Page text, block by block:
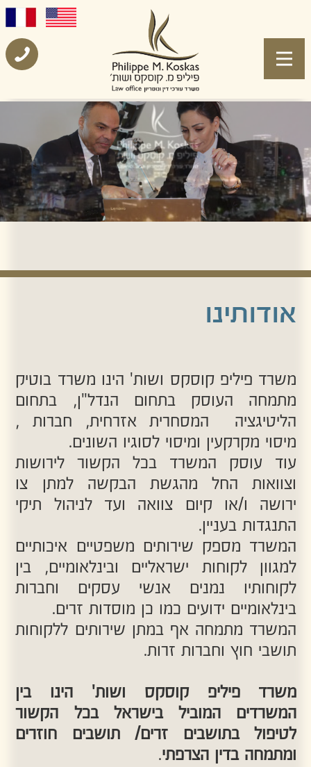
אודותינו
משרד פיליפ קוסקס ושות' הינו משרד בוטיק
התנגדות בעניין.
המשרד מספק שירותים משפטיים איכותיים
למגוון לקוחות ישראליים ובינלאומיים, בין
לקוחותיו נמנים אנשי עסקים וחברות
בינלאומיים ידועים כמו כן מוסדות זרים.
המשרד מתמחה אף במתן שירותים ללקוחות
תושבי חוץ וחברות זרות.
משרד פיליפ קוסקס ושות' הינו בין
המשרדים המוביל בישראל בכל הקשור
לטיפול בתושבים זרים/ תושבים חוזרים
ומתמחה בדין הצרפתי
לצוות המשרד היכרות מעמיקה של המערכת
המשפטית הצרפתית ושליטה מלאה בשפה,
במנטאליות ובערכים הצרפתיים, אשר
מסייעת לו ליתן מענה מקצועי ונכון בכל
הקשור לבעיות והסוגיות המשפטיות בהן
נתקלים תושבי חוץ ותושבי צרפת בעיקר.
עו"ד פיליפ קוסקס
תואר ראשון ושני במשפטים בצרפת, מתוך
תחושת ציונות אמתית ורצון עז לעלות
לישראל ולהתפתח מקצועית בישראל.
עו"ד פיליפ קוסקס קיבל את הרישיון לעסוק
התמחות מרתקת בבית המשפט העליון אצל